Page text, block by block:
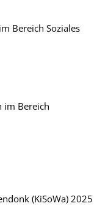
Bereich Soziales
im Bereich
(KiSoWa) 2025